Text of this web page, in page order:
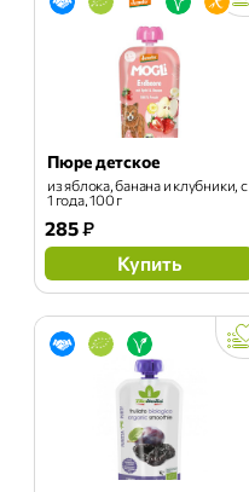
Пюре детское
из яблока, банана и клубники, с
1 года, 100 г
285₽
Купить